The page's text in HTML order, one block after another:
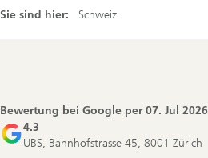
Sie sind hier: Schweiz
Bewertung bei Google per07. Jul 2026
4.3
UBS, Bahnhofstrasse 45, 8001 Zürich